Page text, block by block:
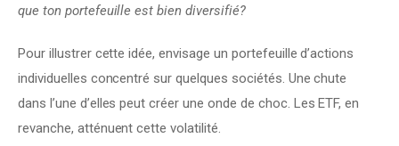
que ton portefeuille est bien diversifié?
Pour illustrer cette idée, envisage un portefeuille d’actions
individuelles concentré sur quelques sociétés. Une chute
dans l’une d’elles peut créer une onde de choc. Les ETF, en
revanche, atténuent cette volatilité.